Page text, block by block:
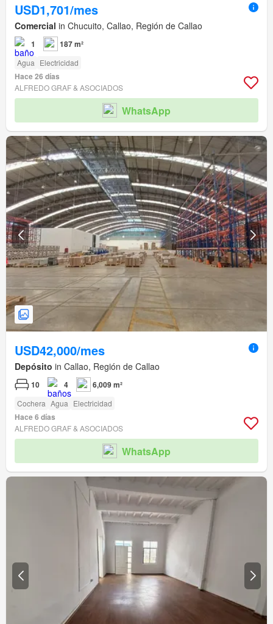
USD1,701/mes
Comercial in Chucuito, Callao, Región de Callao
1 187 m²
Agua Electricidad
Hace 26 días
ALFREDO GRAF & ASOCIADOS
WhatsApp
USD42,000/mes
Depósito in Callao, Región de Callao
10 4 6,009 m²
Cochera Agua Electricidad
Hace 6 días
ALFREDO GRAF & ASOCIADOS
WhatsApp